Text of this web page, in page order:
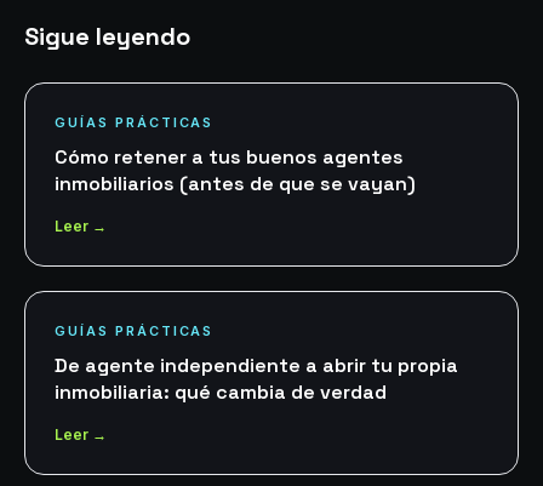
Sigue leyendo
GUÍAS PRÁCTICAS
Cómo retener a tus buenos agentes
inmobiliarios (antes de que se vayan)
Leer →
GUÍAS PRÁCTICAS
De agente independiente a abrir tu propia
inmobiliaria: qué cambia de verdad
Leer →